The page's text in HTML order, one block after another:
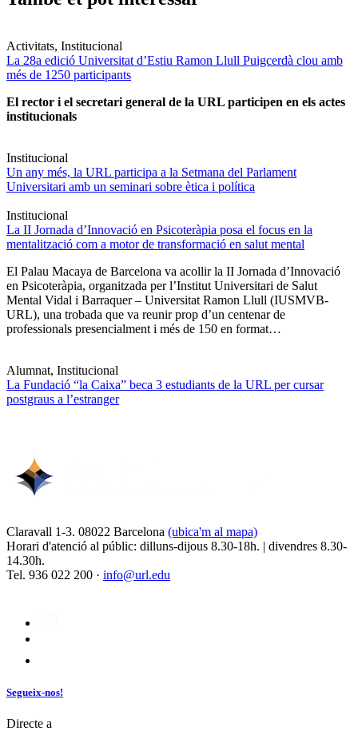
Activitats, Institucional
La 28a edició Universitat d’Estiu Ramon Llull Puigcerdà clou amb
més de 1250 participants
El rector i el secretari general de la URL participen en els actes
institucionals
Institucional
Un any més, la URL participa a la Setmana del Parlament
Universitari amb un seminari sobre ètica i política
Institucional
La II Jornada d’Innovació en Psicoteràpia posa el focus en la
mentalització com a motor de transformació en salut mental
El Palau Macaya de Barcelona va acollir la II Jornada d’Innovació
en Psicoteràpia, organitzada per l’Institut Universitari de Salut
Mental Vidal i Barraquer – Universitat Ramon Llull (IUSMVB-
URL), una trobada que va reunir prop d’un centenar de
professionals presencialment i més de 150 en format…
Alumnat, Institucional
La Fundació “la Caixa” beca 3 estudiants de la URL per cursar
postgraus a l’estranger
Claravall 1-3. 08022 Barcelona (ubica'm al mapa)
Horari d'atenció al públic: dilluns-dijous 8.30-18h. | divendres 8.30-
14.30h.
Tel. 936 022 200 · info@url.edu
Segueix-nos!
Directe a